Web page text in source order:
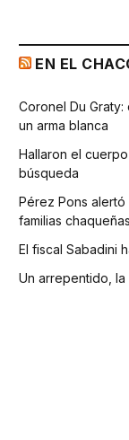
EN EL
Coronel Du
un arma blanca
Hallaron el
búsqueda
Pérez Pons
familias chaqueñas
El fiscal Sabadini
Un arrepentido,